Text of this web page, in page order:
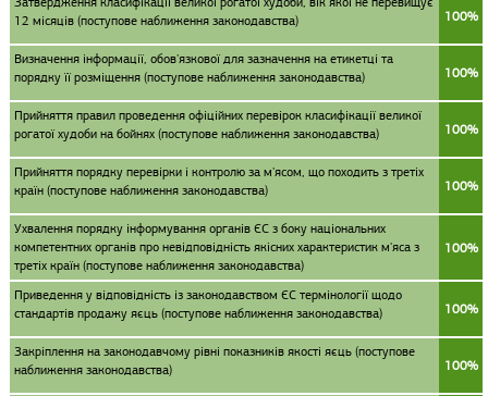
12 місяців (поступове наближення законодавства)
100%
Визначення інформації, обов'язкової для зазначення на етикетці та
порядку її розміщення (поступове наближення законодавства)
100%
Прийняття правил проведення офіційних перевірок класифікації великої
рогатої худоби на бойнях (поступове наближення законодавства)
100%
Прийняття порядку перевірки і контролю за м'ясом, що походить з третіх
країн (поступове наближення законодавства)
100%
Ухвалення порядку інформування органів ЄС з боку національних
компетентних органів про невідповідність якісних характеристик м'яса з
третіх країн (поступове наближення законодавства)
100%
Приведення у відповідність із законодавством ЄС термінології щодо
стандартів продажу яєць (поступове наближення законодавства)
100%
Закріплення на законодавчому рівні показників якості яєць (поступове
наближення законодавства)
100%